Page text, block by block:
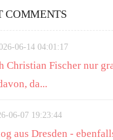
COMMENTS
06-14 04:01:17
Christian Fischer nur
da...
06-07 19:23:44
aus Dresden -